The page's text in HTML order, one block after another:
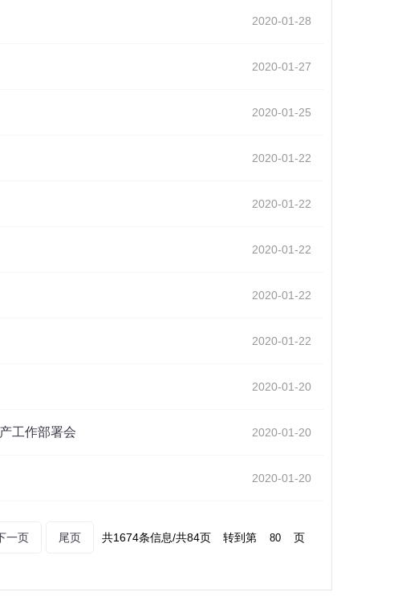
2020-01-28
2020-01-27
2020-01-25
2020-01-22
2020-01-22
2020-01-22
2020-01-22
2020-01-22
2020-01-20
2020-01-20
工作部署会
2020-01-20
一页 尾页 共1674条信息/共84页 转到第 页